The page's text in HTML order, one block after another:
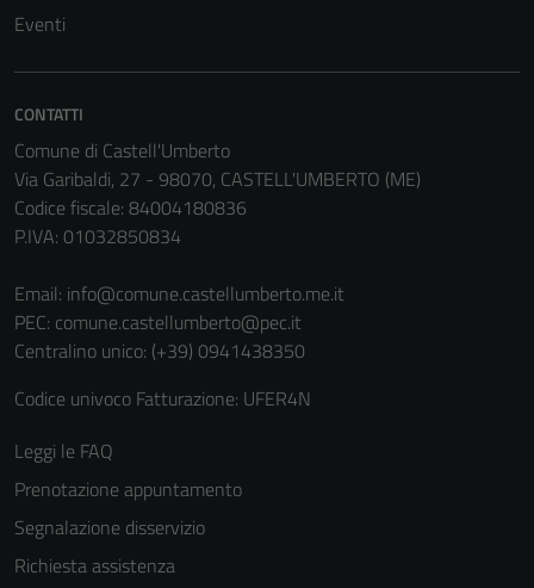
Eventi
CONTATTI
Comune di Castell'Umberto
Via Garibaldi, 27 - 98070, CASTELL'UMBERTO (ME)
Codice fiscale: 84004180836
P.IVA: 01032850834
Email: info@comune.castellumberto.me.it
PEC: comune.castellumberto@pec.it
Centralino unico: (+39) 0941438350
Codice univoco Fatturazione: UFER4N
Leggi le FAQ
Prenotazione appuntamento
Segnalazione disservizio
Richiesta assistenza
Questi cookie